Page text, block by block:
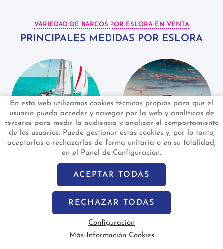
VARIEDAD DE BARCOS POR ESLORA EN VENTA
PRINCIPALES MEDIDAS POR ESLORA
En esta web utilizamos cookies técnicas propias para que el
usuario pueda acceder y navegar por la web y analíticas de
terceros para medir la audiencia y analizar el comportamiento
de los usuarios. Puede gestionar estas cookies y, por lo tanto,
aceptarlas o rechazarlas de forma unitaria o en su totalidad,
en el Panel de Configuración.
ACEPTAR TODAS
RECHAZAR TODAS
Configuración
Más Información Cookies